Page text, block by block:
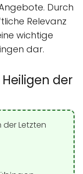
Durch
Relevanz
wichtige
dar.
der